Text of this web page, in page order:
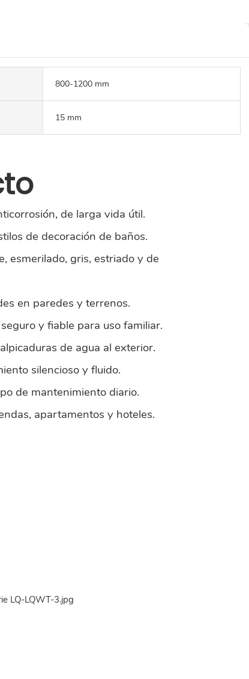
800-1200 mm
15 mm
de larga vida útil.
de decoración de baños.
esmerilado, gris, estriado y de
en paredes y terrenos.
y fiable para uso familiar.
de agua al exterior.
silencioso y fluido.
de mantenimiento diario.
apartamentos y hoteles.